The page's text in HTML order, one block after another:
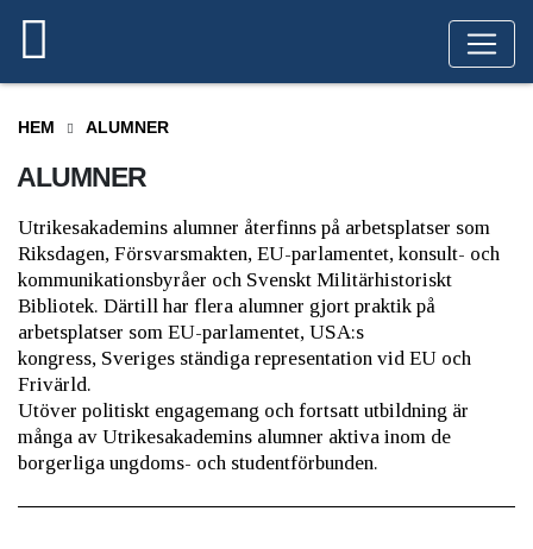
HEM ALUMNER
ALUMNER
Utrikesakademins alumner återfinns på arbetsplatser som
Riksdagen, Försvarsmakten, EU-parlamentet, konsult- och
kommunikationsbyråer och Svenskt Militärhistoriskt
Bibliotek. Därtill har flera alumner gjort praktik på
arbetsplatser som EU-parlamentet, USA:s
kongress, Sveriges ständiga representation vid EU och
Frivärld.
Utöver politiskt engagemang och fortsatt utbildning är
många av Utrikesakademins alumner aktiva inom de
borgerliga ungdoms- och studentförbunden.